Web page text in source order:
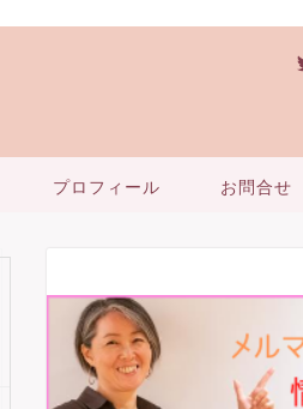
プロフィール お問合せ